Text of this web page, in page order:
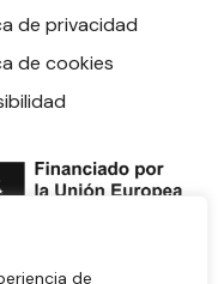
de
de privacidad
de cookies